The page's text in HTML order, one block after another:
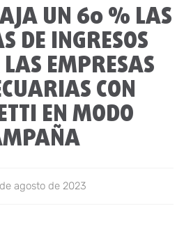
UN 60 % LAS
DE INGRESOS
EMPRESAS
CON
EN MODO
agosto de 2023